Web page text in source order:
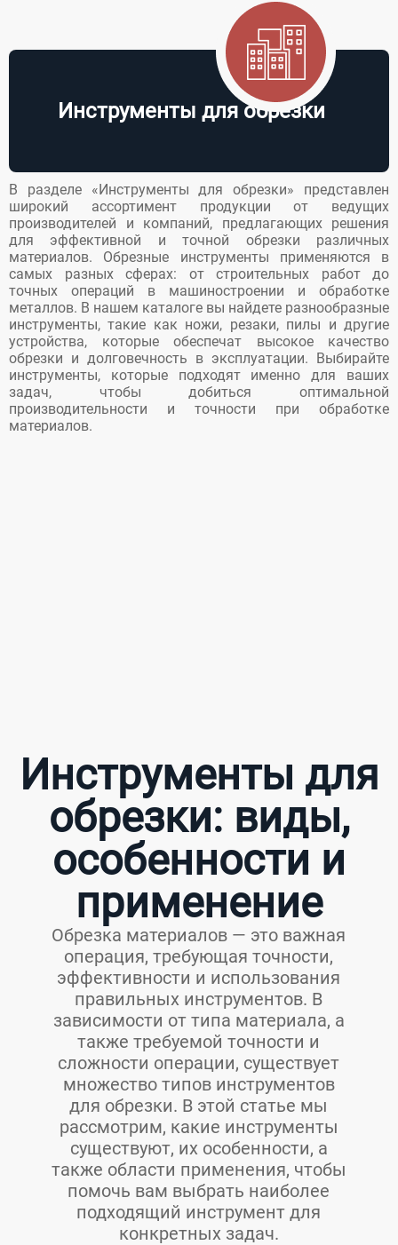
используемых в
строительстве....
сверла, патроны,
цанги, алмазный
инструмент,
концевой
инструмент,...
Инструменты для обрезки
В разделе «Инструменты для обрезки» представлен
широкий ассортимент продукции от ведущих
производителей и компаний, предлагающих решения
для эффективной и точной обрезки различных
материалов. Обрезные инструменты применяются в
самых разных сферах: от строительных работ до
точных операций в машиностроении и обработке
металлов. В нашем каталоге вы найдете разнообразные
инструменты, такие как ножи, резаки, пилы и другие
устройства, которые обеспечат высокое качество
обрезки и долговечность в эксплуатации. Выбирайте
инструменты, которые подходят именно для ваших
задач, чтобы добиться оптимальной
производительности и точности при обработке
материалов.
Инструменты для
обрезки: виды,
особенности и
применение
Обрезка материалов — это важная
операция, требующая точности,
эффективности и использования
правильных инструментов. В
зависимости от типа материала, а
также требуемой точности и
сложности операции, существует
множество типов инструментов
для обрезки. В этой статье мы
рассмотрим, какие инструменты
существуют, их особенности, а
также области применения, чтобы
помочь вам выбрать наиболее
подходящий инструмент для
конкретных задач.